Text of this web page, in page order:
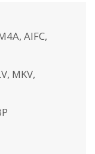
AIFC,
MKV,